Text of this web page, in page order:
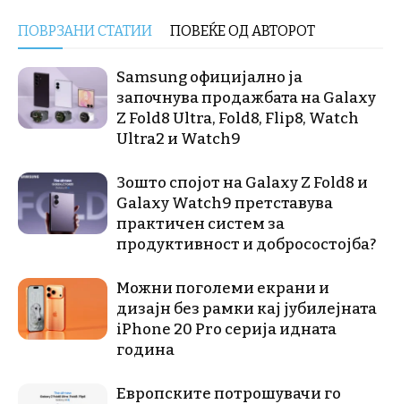
ПОВРЗАНИ СТАТИИ ПОВЕЌЕ ОД АВТОРОТ
Samsung официјално ја
започнува продажбата на Galaxy
Z Fold8 Ultra, Fold8, Flip8, Watch
Ultra2 и Watch9
Зошто спојот на Galaxy Z Fold8 и
Galaxy Watch9 претставува
практичен систем за
продуктивност и добросостојба?
Можни поголеми екрани и
дизајн без рамки кај јубилејната
iPhone 20 Pro серија идната
година
Европските потрошувачи го